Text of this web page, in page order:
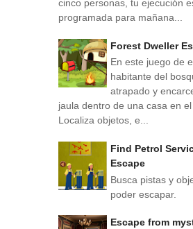
cinco personas, tu ejecución
programada para mañana...
Forest Dweller
En este juego de
habitante del
atrapado y
jaula dentro de una casa en
Localiza objetos, e...
Find Petrol
Escape
Busca pistas y
poder escapar.
Escape from